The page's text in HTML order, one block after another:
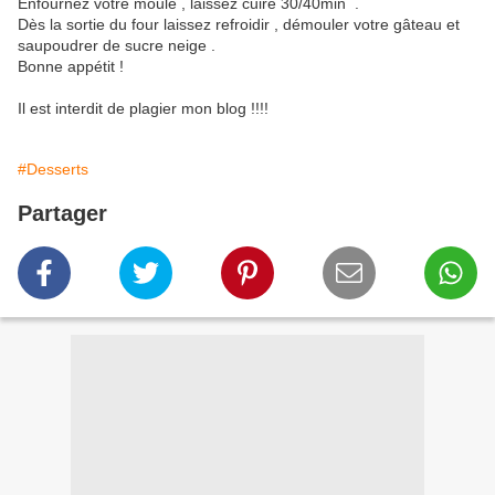
Dès la sortie du four laissez refroidir , démouler votre gâteau et
saupoudrer de sucre neige .
Bonne appétit !
Il est interdit de plagier mon blog !!!!
#Desserts
Partager